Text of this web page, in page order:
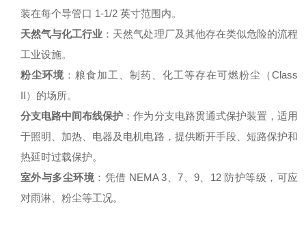
装在每个导管口 1-1/2 英寸范围内。
天然气与化工行业 ：天然气处理厂及其他存在类似危险的流程
工业设施。
粉尘环境 ：粮食加工、制药、化工等存在可燃粉尘（Class
II）的场所。
分支电路中间布线保护 ：作为分支电路贯通式保护装置，适用
于照明、加热、电器及电机电路，提供断开手段、短路保护和
热延时过载保护。
室外与多尘环境：凭借 NEMA 3、7、9、12 防护等级，可应
对雨淋、粉尘等工况。